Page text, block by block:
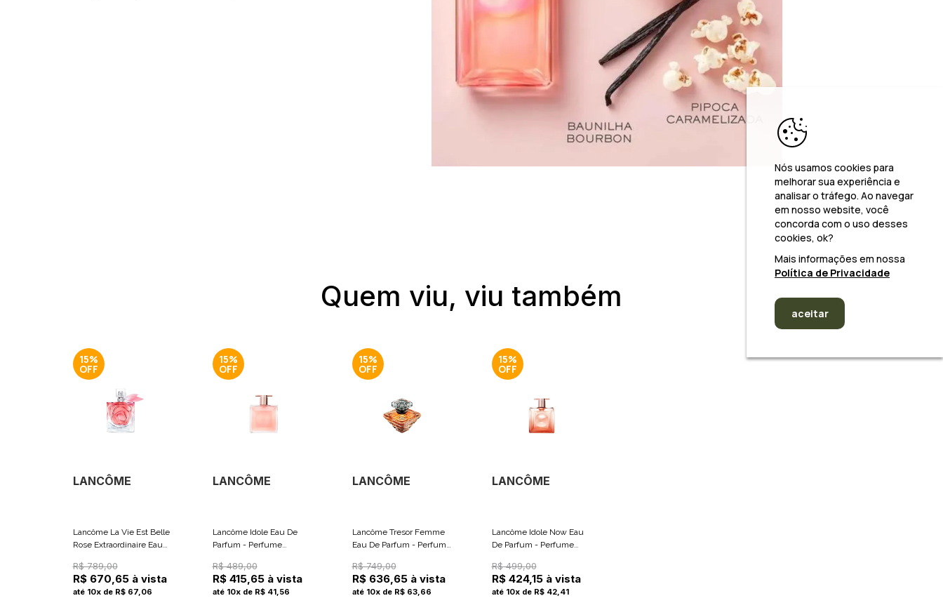
Quem viu, viu também
15%
LANCÔME
Lancôme La Vie Est Belle
Rose Extraordinaire Eau
Feminino 50ml
R$ 789,00
R$ 670,65 à vista
até 10x de R$ 67,06
15%
LANCÔME
Lancôme Idole Eau De
Parfum - Perfume
R$ 489,00
R$ 415,65 à vista
até 10x de R$ 41,56
15%
LANCÔME
Lancôme Tresor Femme
Eau De Parfum - Perfume
R$ 749,00
R$ 636,65 à vista
até 10x de R$ 63,66
15%
LANCÔME
Lancôme Idole Now Eau
De Parfum - Perfume
R$ 499,00
R$ 424,15 à vista
até 10x de R$ 42,41
Nós usamos cookies para
melhorar sua experiência e
analisar o tráfego. Ao navegar
em nosso website, você
concorda com o uso desses
cookies, ok?
Mais informações em nossa
Política de Privacidade
aceitar